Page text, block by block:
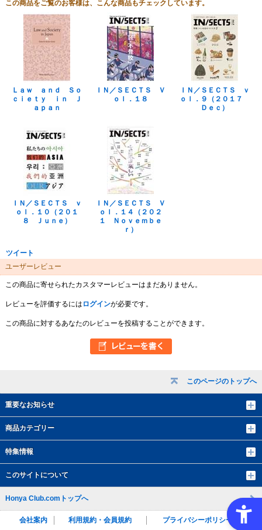
このページのトップへ
重要なお知らせ
商品カテゴリー
特集情報
このサイトについて
この商品をご覧のお客様は、こんな商品もチェックしています。
Ｌａｗ ａｎｄ Ｓｏ
ｃｉｅｔｙ ｉｎ Ｊ
ａｐａｎ
ＩＮ／ＳＥＣＴＳ Ｖ
ｏｌ．１８
ＩＮ／ＳＥＣＴＳ ｖ
ｏｌ．９（２０１７
Ｄｅｃ）
ＩＮ／ＳＥＣＴＳ ｖ
ｏｌ．１０（２０１
８ Ｊｕｎｅ）
ＩＮ／ＳＥＣＴＳ Ｖ
ｏｌ．１４（２０２
１ Ｎｏｖｅｍｂｅ
ｒ）
ツイート
ユーザーレビュー
この商品に寄せられたカスタマーレビューはまだありません。
レビューを評価するには ログインが必要です。
この商品に対するあなたのレビューを投稿することができます。
Honya Club.comトップへ
会社案内 利用規約・会員規約
プライバシーポリシー